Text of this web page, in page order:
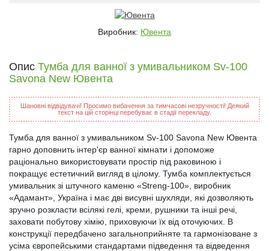
Виробник: Ювента
Опис Тумба для ванної з умивальником Sv-100
Savona New Ювента
Шановні відвідувачі! Просимо вибачення за тимчасові незручності! Деякий
текст на цій сторінці перебуває в стадії перекладу.
Тумба для ванної з умивальником Sv-100 Savona New Ювента
гарно доповнить інтер'єр ванної кімнати і допоможе
раціонально використовувати простір під раковиною і
покращує естетичний вигляд в цілому. Тумба комплектується
умивальник зі штучного каменю «Streng-100», виробник
«Адамант», Україна і має дві висувні шухляди, які дозволяють
зручно розкласти всілякі гелі, креми, рушники та інші речі,
заховати побутову хімію, приховуючи їх від оточуючих. В
конструкції передбачено загальноприйняте та гармонізоване з
усіма європейськими стандартами підведення та відведення